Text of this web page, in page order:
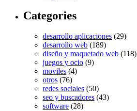
Categories
desarrollo aplicaciones (29)
desarrollo web (189)
diseño y maquetado web (118)
juegos y ocio (9)
moviles (4)
otros (76)
redes sociales (50)
seo y buscadores (43)
software (28)